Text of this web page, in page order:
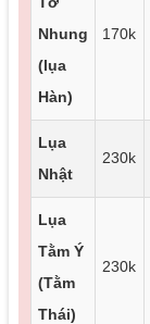
Nhung
(lụa
Hàn)
170k
Lụa
Nhật
230k
Lụa
Tằm Ý
(Tằm
Thái)
230k